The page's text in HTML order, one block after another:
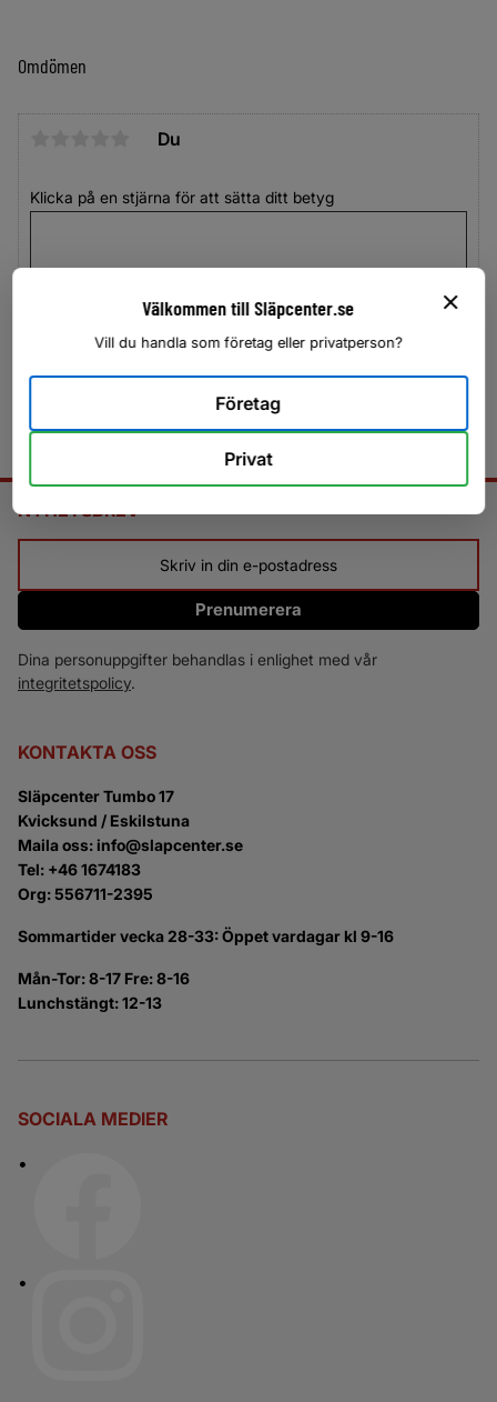
Omdömen
Du
Klicka på en stjärna för att sätta ditt betyg
NYHETSBREV
Prenumerera
Dina personuppgifter behandlas i enlighet med vår
integritetspolicy.
KONTAKTA OSS
Släpcenter Tumbo 17
Kvicksund / Eskilstuna
Maila oss: info@slapcenter.se
Tel: +46 1674183
Org: 556711-2395
Sommartider vecka 28-33: Öppet vardagar kl 9-16
Mån-Tor: 8-17 Fre: 8-16
Lunchstängt: 12-13
SOCIALA MEDIER
Välkommen till Släpcenter.se
Vill du handla som företag eller privatperson?
Företag
Privat